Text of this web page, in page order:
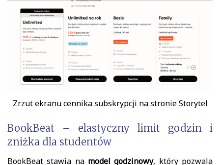
Zrzut ekranu cennika subskrypcji na stronie Storytel
BookBeat – elastyczny limit godzin i
zniżka dla studentów
BookBeat stawia na model godzinowy, który pozwala